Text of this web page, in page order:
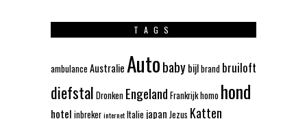
TAGS
ambulance Australie Autobabybijlbrand bruiloft
diefstal Dronken Engeland Frankrijkhomo hond
hotel inbrekerinternetItalie japan Jezus Katten